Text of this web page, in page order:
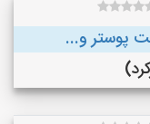
پوستر و...